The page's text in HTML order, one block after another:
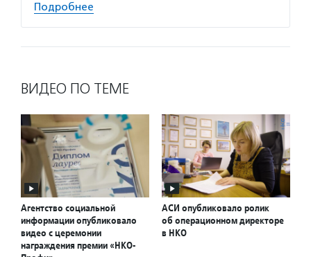
Подробнее
ВИДЕО ПО ТЕМЕ
Агентство социальной
информации опубликовало
видео с церемонии
награждения премии «НКО-
АСИ опубликовало ролик
об операционном директоре
в НКО